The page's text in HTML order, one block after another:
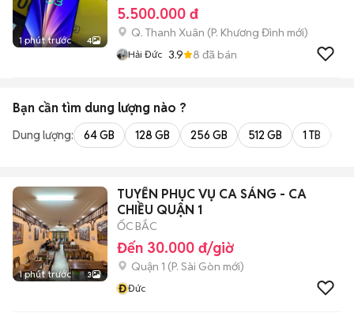
1 phút trước 4
5.500.000 đ
Q. Thanh Xuân (P. Khương Đình mới)
Hải Đức 3.9 8 đã bán
Bạn cần tìm dung lượng nào ?
Dung lượng: 64 GB 128 GB 256 GB 512 GB 1 TB
1 phút trước 3
TUYỂN PHỤC VỤ CA SÁNG - CA
CHIỀU QUẬN 1
ỐC BẮC
Đến 30.000 đ/giờ
Quận 1 (P. Sài Gòn mới)
ĐĐức